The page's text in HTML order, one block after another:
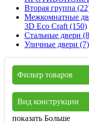
Вторая группа
Межкомнатные
3D Eco Craft (150)
Стальные двери
Уличные двери (7)
Фильтр товаров
Вид конструкции
показать Больше